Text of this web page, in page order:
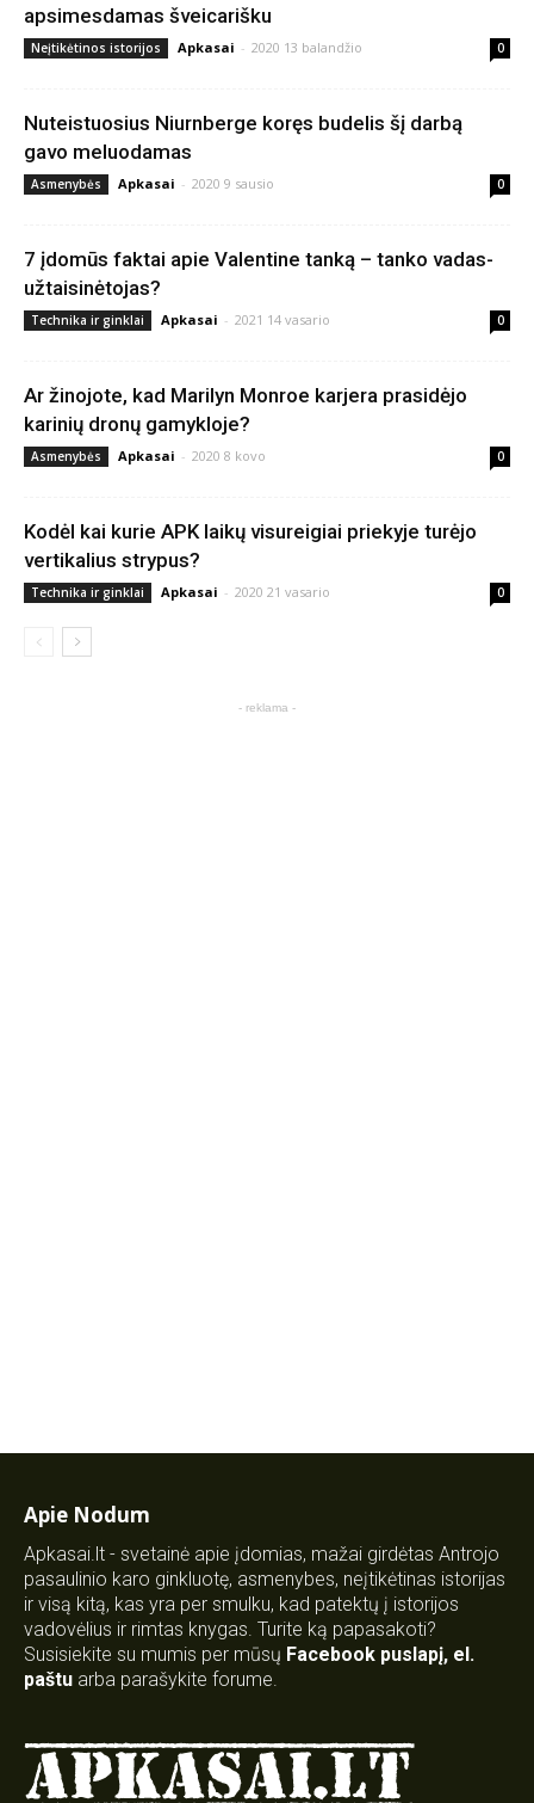
apsimesdamas šveicarišku
Neįtikėtinos istorijos Apkasai - 2020 13 balandžio 0
Nuteistuosius Niurnberge koręs budelis šį darbą
gavo meluodamas
Asmenybės Apkasai - 2020 9 sausio 0
7 įdomūs faktai apie Valentine tanką – tanko vadas-
užtaisinėtojas?
Technika ir ginklai Apkasai - 2021 14 vasario 0
Ar žinojote, kad Marilyn Monroe karjera prasidėjo
karinių dronų gamykloje?
Asmenybės Apkasai - 2020 8 kovo 0
Kodėl kai kurie APK laikų visureigiai priekyje turėjo
vertikalius strypus?
Technika ir ginklai Apkasai - 2020 21 vasario 0
- reklama -
Apie Nodum
Apkasai.lt - svetainė apie įdomias, mažai girdėtas Antrojo
pasaulinio karo ginkluotę, asmenybes, neįtikėtinas istorijas
ir visą kitą, kas yra per smulku, kad patektų į istorijos
vadovėlius ir rimtas knygas. Turite ką papasakoti?
Susisiekite su mumis per mūsų Facebook puslapį, el.
paštu arba parašykite forume.